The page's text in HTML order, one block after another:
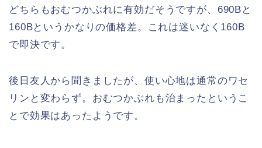
どちらもおむつかぶれに有効だそうですが、690Bと
160Bというかなりの価格差。これは迷いなく160B
で即決です。
後日友人から聞きましたが、使い心地は通常のワセ
リンと変わらず。おむつかぶれも治まったというこ
とで効果はあったようです。